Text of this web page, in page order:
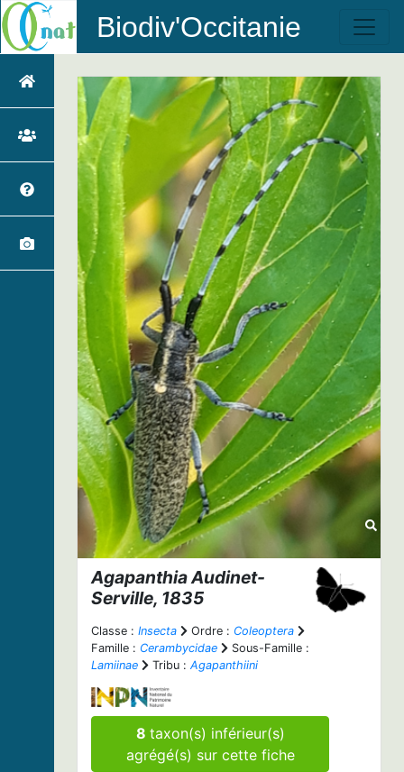
Biodiv'Occitanie
AgapanthiaAudinet-
Serville, 1835
Classe : Insecta Ordre : Coleoptera
Famille : Cerambycidae
Sous-Famille :
Lamiinae
Tribu : Agapanthiini
8 taxon(s) inférieur(s)
agrégé(s) sur cette fiche